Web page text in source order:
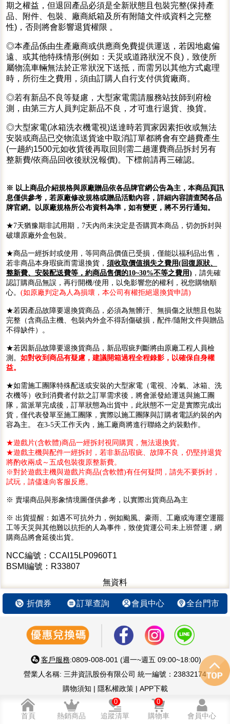
期之權益，但退回產品必須是全新狀態且包裝完整(保持產
品、附件、包裝、廠商紙箱及所有附隨文件或資料之完整
性)，否則將會影響退貨權限 。
◎本產品係由生產廠商或供應商免費提供運送，若因地處偏
遠、或其他特殊情形(例如：天災或道路狀況不良)，致使所
屬物流車輛無法於正常狀況下送抵，而需另以其他方式處理
時，所衍生之費用，須由訂購人自行支付供貨廠商。
◎若有新品不良等疑慮，大型家電需請服務站技師到府檢
測，由第三方人員判定新品不良，才可進行退貨、換貨。
◎大型家電(冰箱洗衣機電視)送達時若買家因素拒收或無法
安裝或商品已交物流送貨途中取消訂單都將會有空趟費產生
(一趟約1500元如收貨後再取回則需二趟運費商品拆封另有
整新費/依商品回收後狀況報價)。下標前請再三確認。
※ 以上商品介紹規格與原廠贈品依各品牌官網公告為主，本商品頁訊
息僅供參考，若原廠修改規格或贈品活動內容，詳細內容請查閱各品
牌官網。以原廠規格所公布資料為準，如有變更，將不另行通知。
★7天猶豫期非試用期，7天內尚未決定是否購買本商品，切勿拆封與
破壞原廠外盒包裝。
★商品一經拆封或使用，等同商品價值已受損，僅能以福利品出售，
若非商品本身瑕疵而需退換貨， 須收取價值損失之費用(回復原狀、
整新費、安裝配送費等，約商品售價的10~30%不等之費用) ，請先確
認訂購商品無誤，再行開機/使用，以免影響您的權利，祝您購物順
心。 (如原廠判定為人為損壞，本公司有權拒絕退換貨申請)
★若因產品故障要退換貨商品，必須為無髒汙、無損傷之狀態且包裝
完整（含商品主機、包裝內外盒不得刮傷破損，配件/隨附文件與贈品
不得缺件）。
★若因新品故障要退換貨商品，新品瑕疵判斷將由原廠工程人員檢
測。 如對收到商品有疑慮，建議開箱過程全程錄影，以確保自身權
益。
★如需施工團隊特殊配送或安裝的大型家電（電視、冷氣、冰箱、洗
衣機等）收到消費者付款之訂單需求後，將會派發給運送與施工團
隊，當派單完成後，訂單狀態為出貨中，此狀態不一定是實際完成出
貨，僅代表發單至施工團隊，實際以施工團隊與訂購者電話約裝的內
容為主。 在3-5天工作天內，施工廠商將進行聯絡之約裝動作。
★遊戲片(含軟體)商品一經拆封視同購買，無法退換貨。
★遊戲主機與配件一經拆封，若非新品瑕疵、故障不良，仍堅持退貨
將酌收兩成～五成包裝復原整新費。
※對於遊戲主機與遊戲片商品(含軟體)有任何疑問，請先不要拆封，
試玩，請儘速向客服反應。
※ 賣場商品與形象情境圖僅供參考，以實際出貨商品為主
※ 出貨提醒：如遇不可抗外力，例如颱風、豪雨、工廠或海運空運罷
工等天災與其他難以抗拒的人為事件，致使貨運公司未上班營運，網
購商品將會延後出貨。
NCC編號：CCAI15LP0960T1
BSMI編號：R33807
無資料
折價券 訂單查詢 會員中心 全台門市
客戶服務:0809-008-001 (週一~週五 09:00~18:00)
營業人名稱: 三井資訊股份有限公司 統一編號：23832174
購物須知 | 隱私權政策| APP下載
智慧 生活 好鄰居 嚴選優質3C家電
© 三井資訊股份有限公司版權所有
首頁 熱銷商品 追蹤清單
0
購物車
0
會員中心